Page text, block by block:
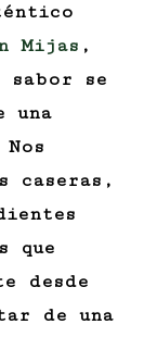
Mijas ,
se
una
caseras,
que
desde
de una